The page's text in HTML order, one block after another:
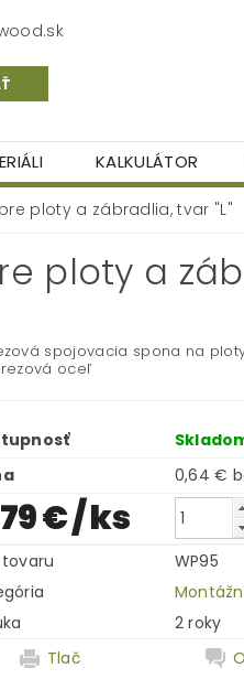
KALKULÁTOR
ploty a zábradlia, tvar "L"
ploty a
spojovacia spona na
oceľ
€/ ks
WP95
2 roky
Tlač